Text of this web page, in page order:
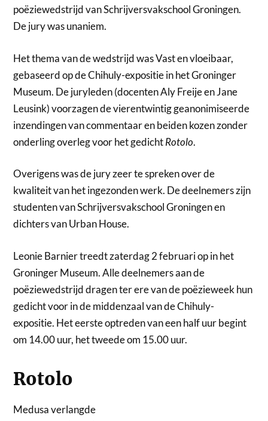
poëziewedstrijd van Schrijversvakschool Groningen.
De jury was unaniem.
Het thema van de wedstrijd was Vast en vloeibaar,
gebaseerd op de Chihuly-expositie in het Groninger
Museum. De juryleden (docenten Aly Freije en Jane
Leusink) voorzagen de vierentwintig geanonimiseerde
inzendingen van commentaar en beiden kozen zonder
onderling overleg voor het gedichtRotolo.
Overigens was de jury zeer te spreken over de
kwaliteit van het ingezonden werk. De deelnemers zijn
studenten van Schrijversvakschool Groningen en
dichters van Urban House.
Leonie Barnier treedt zaterdag 2 februari op in het
Groninger Museum. Alle deelnemers aan de
poëziewedstrijd dragen ter ere van de poëzieweek hun
gedicht voor in de middenzaal van de Chihuly-
expositie. Het eerste optreden van een half uur begint
om 14.00 uur, het tweede om 15.00 uur.
Rotolo
Medusa verlangde